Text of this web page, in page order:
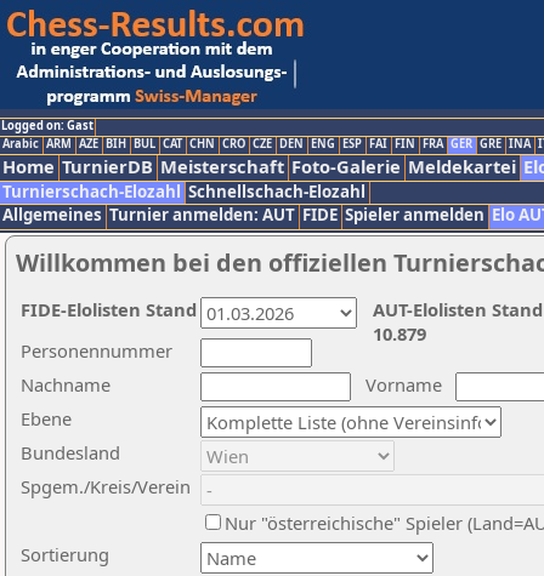
Logged on: Gast
Arabic ARM AZE BIH BUL CAT CHN CRO CZE DEN ENG ESP FAI FIN FRA GER GRE INA
Home TurnierDB Meisterschaft Foto-Galerie Meldekartei
Turnierschach-Elozahl Schnellschach-Elozahl
Allgemeines Turnier anmelden: AUT FIDE Spieler anmelden Elo
Willkommen bei den offiziellen
Nachname
Vorname
Ebene
Sortierung
Personennummer
Bundesland
Spgem./Kreis/Verein
Nur "österreichische" Spieler
AUT-Elolisten
10.879
FIDE-Elolisten Stand